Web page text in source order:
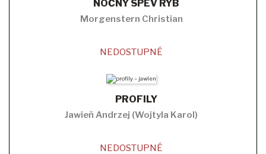
NOČNÝ SPEV RÝB
Morgenstern Christian
NEDOSTUPNÉ
PROFILY
Jawieň Andrzej (Wojtyla Karol)
NEDOSTUPNÉ